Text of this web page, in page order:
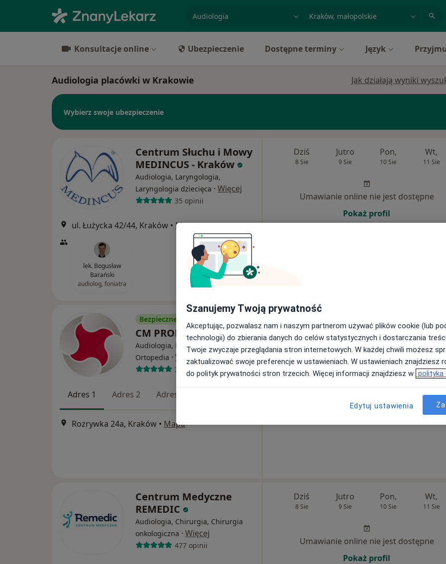
miasto lub dzielnica
Konsultacje online Ubezpieczenie Dostępne terminy Język
Audiologia placówki w Krakowie Jak działają wyniki
Wybierz swoje ubezpieczenie
Centrum Słuchu i Mowy
MEDINCUS - Kraków
Audiologia, Laryngologia,
Laryngologia dziecięca · Więcej
35 opinii
ul. Łużycka 42/44, Kraków • Mapa
lek. Bogusław
Barański
audiolog, foniatra
Dziś
8 Sie
Jutro
9 Sie
Pon,
10 Sie
Wt,
11 Sie
Umawianie online nie jest dostępne
Pokaż profil
Bezpieczne płatności
CM PROMED
Audiologia, Laryngologia,
Ortopedia · Więcej
3084 opinie
Adres 1 Adres 2 Adres 3
Rozrywka 24a, Kraków • Mapa
8 Sie 9 Sie 10 Sie 11 Sie
Umawianie online nie jest dostępne
Pokaż profil
Centrum Medyczne
REMEDIC
Audiologia, Chirurgia, Chirurgia
onkologiczna · Więcej
477 opinii
Dziś
8 Sie
Jutro
9 Sie
Pon,
10 Sie
Wt,
11 Sie
Umawianie online nie jest dostępne
Pokaż profil
Szanujemy Twoją prywatność
Akceptując, pozwalasz nam i naszym partnerom używać plików cookie (lub
technologii) do zbierania danych do celów statystycznych i dostarczania
Twoje zwyczaje przeglądania stron internetowych. W każdej chwili możesz
zaktualizować swoje preferencje w ustawieniach. W ustawieniach znajdziesz
do polityk prywatności stron trzecich. Więcej informacji znajdziesz w polityka
Edytuj ustawienia